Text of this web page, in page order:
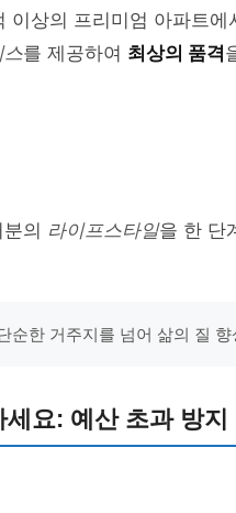
이상의 프리미엄 아파트에
스를 제공하여 최상의 품격
의 라이프스타일을 한 단
순한 거주지를 넘어 삶의 질
요: 예산 초과 방지